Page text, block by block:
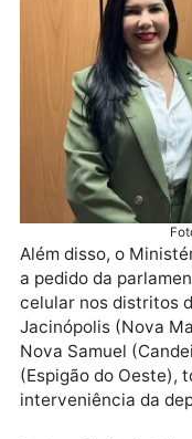
apresentada por
da União de 2025.